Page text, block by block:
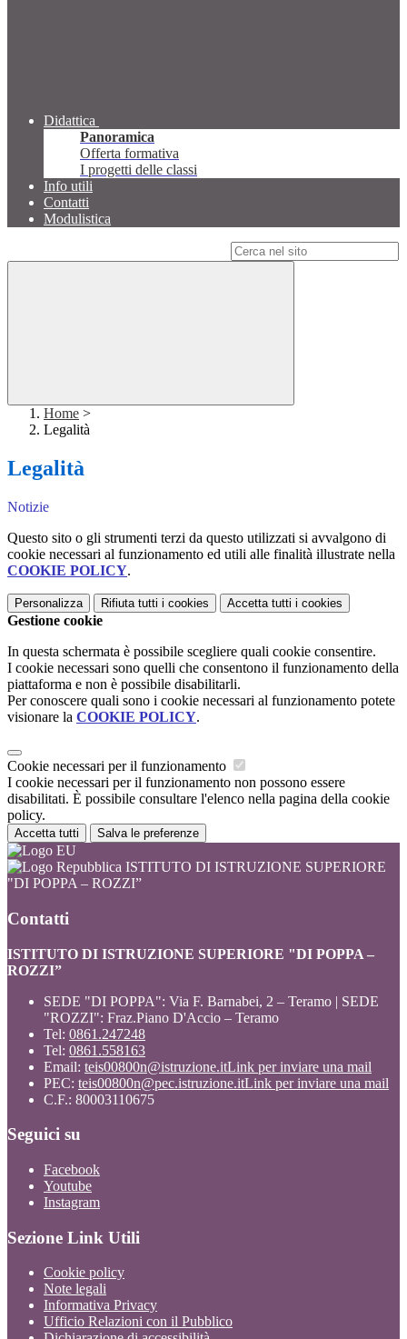
Didattica
Panoramica
Offerta formativa
I progetti delle classi
Info utili
Contatti
Modulistica
Home >
Legalità
Legalità
Notizie
Questo sito o gli strumenti terzi da questo utilizzati si avvalgono di
cookie necessari al funzionamento ed utili alle finalità illustrate nella
COOKIE POLICY.
Personalizza Rifiuta tutti i cookies Accetta tutti i cookies
Gestione cookie
In questa schermata è possibile scegliere quali cookie consentire.
I cookie necessari sono quelli che consentono il funzionamento della
piattaforma e non è possibile disabilitarli.
Per conoscere quali sono i cookie necessari al funzionamento potete
visionare la COOKIE POLICY.
Cookie necessari per il funzionamento
I cookie necessari per il funzionamento non possono essere
disabilitati. È possibile consultare l'elenco nella pagina della cookie
policy.
Accetta tutti Salva le preferenze
ISTITUTO DI ISTRUZIONE SUPERIORE
"DI POPPA – ROZZI”
Contatti
ISTITUTO DI ISTRUZIONE SUPERIORE "DI POPPA –
ROZZI”
SEDE "DI POPPA": Via F. Barnabei, 2 – Teramo | SEDE
"ROZZI": Fraz.Piano D'Accio – Teramo
Tel: 0861.247248
Tel: 0861.558163
Email: teis00800n@istruzione.itLink per inviare una mail
PEC: teis00800n@pec.istruzione.itLink per inviare una mail
C.F.: 80003110675
Seguici su
Facebook
Youtube
Instagram
Sezione Link Utili
Cookie policy
Note legali
Informativa Privacy
Ufficio Relazioni con il Pubblico